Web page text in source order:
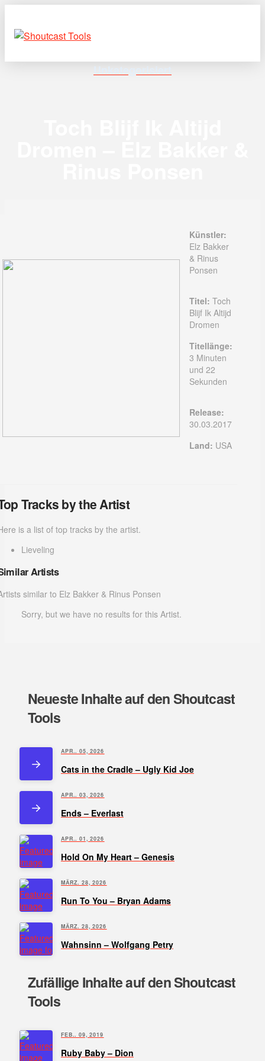
Unkategorisiert
Künstler:
Elz Bakker
& Rinus
Ponsen
Titel: Toch
Blijf Ik Altijd
Dromen
Titellänge:
3 Minuten
und 22
Sekunden
Release:
30.03.2017
Land: USA
Tracks by the Artist
is a list of top tracks by the artist.
Lieveling
Artists
similar to Elz Bakker & Rinus Ponsen
Sorry, but we have no results for this Artist.
Neueste Inhalte auf den Shoutcast
Tools
APR.. 05, 2026
Cats in the Cradle – Ugly Kid Joe
APR.. 03, 2026
Ends – Everlast
APR.. 01, 2026
Hold On My Heart – Genesis
MÄRZ. 28, 2026
Run To You – Bryan Adams
MÄRZ. 28, 2026
Wahnsinn – Wolfgang Petry
Zufällige Inhalte auf den Shoutcast
Tools
FEB.. 09, 2019
Ruby Baby – Dion